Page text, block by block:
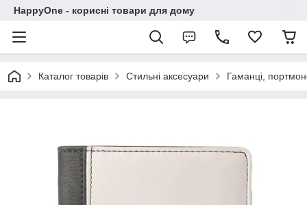
HappyOne - корисні товари для дому
Каталог товарів Стильні аксесуари Гаманці,